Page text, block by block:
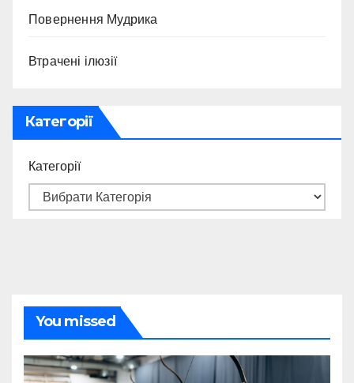
Повернення Мудрика
Втрачені ілюзії
Категорії
Категорії
You missed